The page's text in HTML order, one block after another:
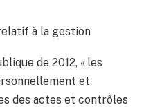
à la gestion
de 2012, « les
et
des actes et contrôles